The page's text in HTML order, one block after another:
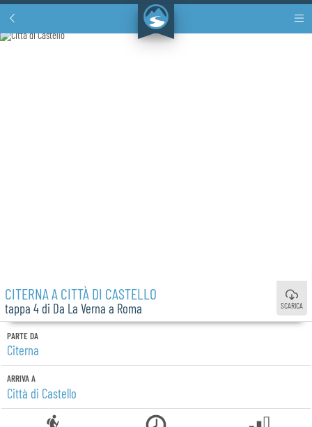
CITERNA A CITTÀ DI CASTELLO
tappa 4 di Da La Verna a Roma SCARICA
PARTE DA
Citerna
ARRIVA A
Città di Castello